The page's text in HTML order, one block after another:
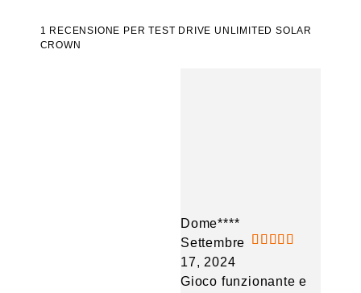
1 RECENSIONE PERTEST DRIVE UNLIMITED SOLAR
CROWN
Dome****
su 5
Settembre
17, 2024
Gioco funzionante e